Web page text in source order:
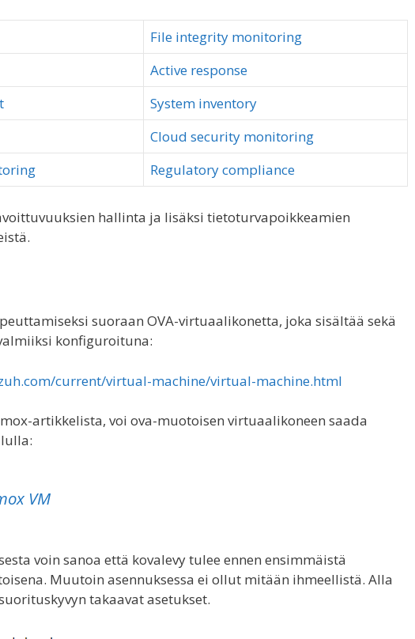
File integrity monitoring
Active response
System inventory
Cloud security monitoring
Regulatory compliance
hallinta ja lisäksi tietoturvapoikkeamien
suoraan OVA-virtuaalikonetta, joka sisältää sekä
konfiguroituna:
current/virtual-machine/virtual-machine.html
artikkelista, voi ova-muotoisen virtuaalikoneen saada
VM
voin sanoa että kovalevy tulee ennen ensimmäistä
Muutoin asennuksessa ei ollut mitään ihmeellistä. Alla
takaavat asetukset.